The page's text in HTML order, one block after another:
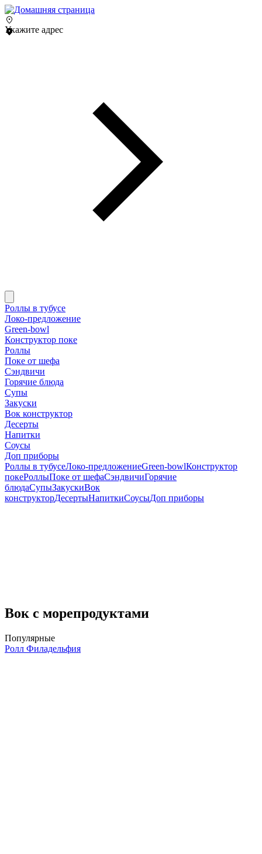
Укажите адрес
Роллы в тубусе
Локо-предложение
Green-bowl
Конструктор поке
Роллы
Поке от шефа
Сэндвичи
Горячие блюда
Супы
Закуски
Вок конструктор
Десерты
Напитки
Соусы
Доп приборы
Роллы в тубусеЛоко-предложениеGreen-bowlКонструктор
покеРоллыПоке от шефаСэндвичиГорячие
блюдаСупыЗакускиВок
конструкторДесертыНапиткиСоусыДоп приборы
Вок с морепродуктами
Популярные
Ролл Филадельфия